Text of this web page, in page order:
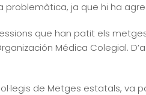
problemàtica, ja que hi ha
que han patit els
Médica Colegial.
de Metges estatals, va